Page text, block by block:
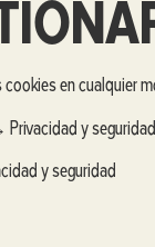
cookies en cualquier
Privacidad y
y seguridad